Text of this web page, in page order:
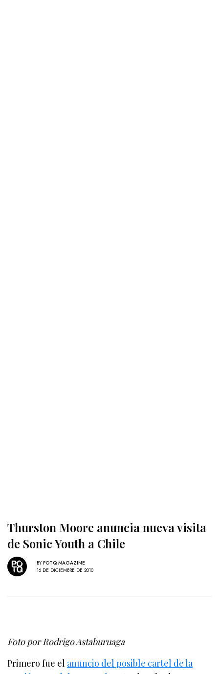
Thurston Moore anuncia nueva visita
de Sonic Youth a Chile
BY POTQ MAGAZINE
16 DE DICIEMBRE DE 2010
Foto por Rodrigo Astaburuaga
Primero fue el anuncio del posible cartel de la